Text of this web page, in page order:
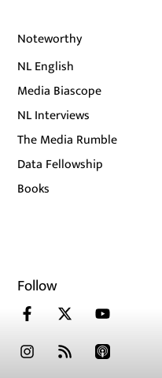
Noteworthy
NL English
Media Biascope
NL Interviews
The Media Rumble
Data Fellowship
Books
Follow